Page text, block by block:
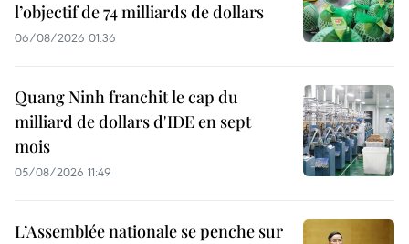
l’objectif de 74 milliards de dollars
06/08/2026 01:36
Quang Ninh franchit le cap du
milliard de dollars d'IDE en sept
mois
05/08/2026 11:49
L’Assemblée nationale se penche sur